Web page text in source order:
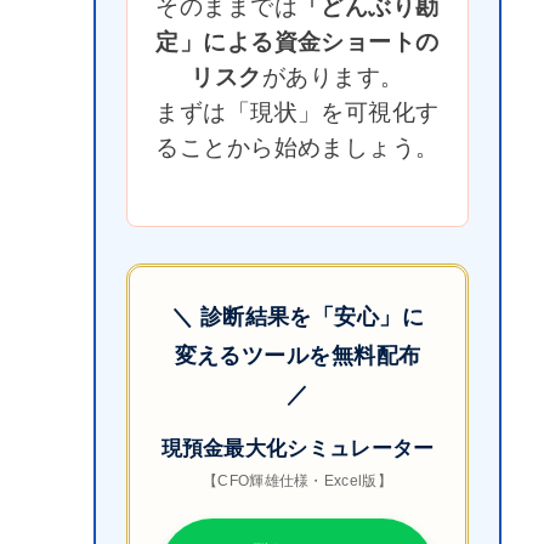
そのままでは 「どんぶり勘
定」による資金ショートの
リスクがあります。
まずは「現状」を可視化す
ることから始めましょう。
＼ 診断結果を「安心」に
変えるツールを無料配布
／
現預金最大化シミュレーター
【CFO輝雄仕様・Excel版】